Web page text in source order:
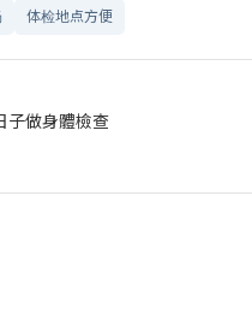
体检地点方便
子做身體檢查